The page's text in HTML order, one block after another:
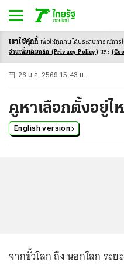
-ก ก ก+
26 ม.ค. 2569 15:43 น.
คูหาเลือกตั้งอยู่ไ
English version
จากขั้วโลก ถึง นอกโลก ระ
เราใช้คุ้กกี้ เพื่อให้ทุกคนได้ประสบการณ์การ
อ่านเพิ่มเติมคลิก (Privacy Policy) และ